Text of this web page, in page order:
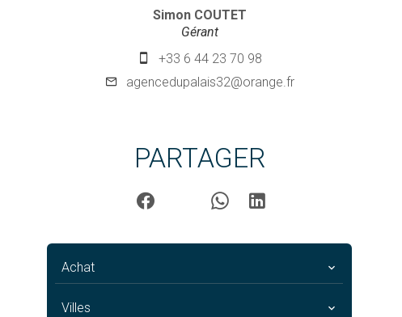
Simon COUTET
Gérant
+33 6 44 23 70 98
agencedupalais32@orange.fr
PARTAGER
Achat
Villes